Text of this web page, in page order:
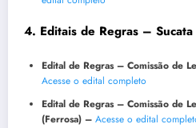
4. Editais de Regras –
Edital de Regras – Comissão de
Acesse o edital completo
Edital de Regras – Comissão de
(Ferrosa) – Acesse o edital